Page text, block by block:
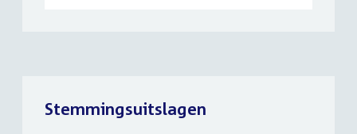
Stemmingsuitslagen